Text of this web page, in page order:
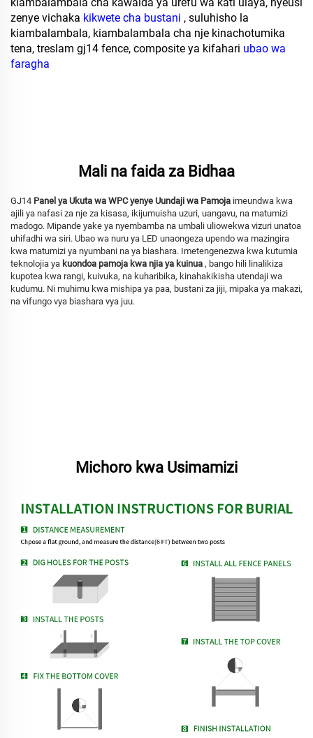
kiambalambala cha kawaida ya urefu wa kati ulaya, nyeusi
zenye vichaka kikwete cha bustani , suluhisho la
kiambalambala, kiambalambala cha nje kinachotumika
tena, treslam gj14 fence, composite ya kifahari ubao wa
faragha
Mali na faida za Bidhaa
GJ14 Panel ya Ukuta wa WPC yenye Uundaji wa Pamoja imeundwa kwa
ajili ya nafasi za nje za kisasa, ikijumuisha uzuri, uangavu, na matumizi
madogo. Mipande yake ya nyembamba na umbali uliowekwa vizuri unatoa
uhifadhi wa siri. Ubao wa nuru ya LED unaongeza upendo wa mazingira
kwa matumizi ya nyumbani na ya biashara. Imetengenezwa kwa kutumia
teknolojia ya kuondoa pamoja kwa njia ya kuinua , bango hili linalikiza
kupotea kwa rangi, kuivuka, na kuharibika, kinahakikisha utendaji wa
kudumu. Ni muhimu kwa mishipa ya paa, bustani za jiji, mipaka ya makazi,
na vifungo vya biashara vya juu.
Michoro kwa Usimamizi